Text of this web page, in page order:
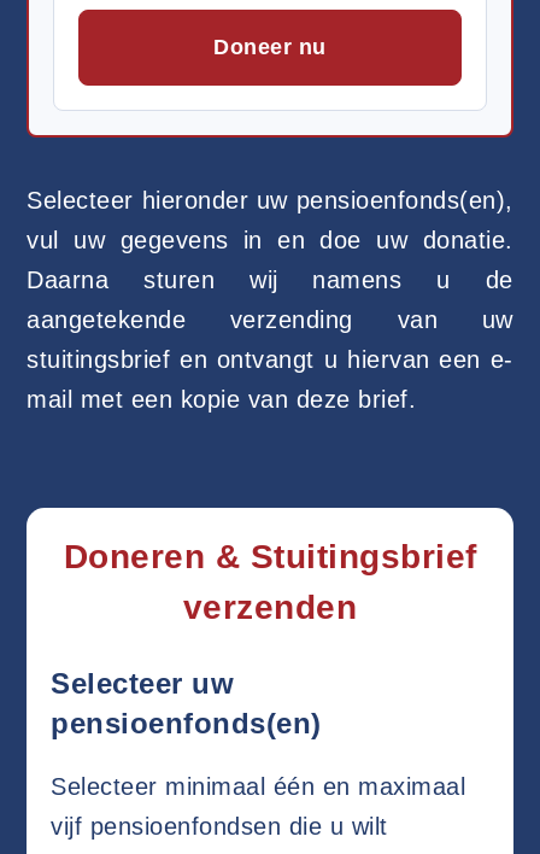
Doneer nu
Selecteer hieronder uw pensioenfonds(en),
vul uw gegevens in en doe uw donatie.
Daarna sturen wij namens u de
aangetekende verzending van uw
stuitingsbrief en ontvangt u hiervan een e-
mail met een kopie van deze brief.
Doneren & Stuitingsbrief
verzenden
Selecteer uw
pensioenfonds(en)
Selecteer minimaal één en maximaal
vijf pensioenfondsen die u wilt